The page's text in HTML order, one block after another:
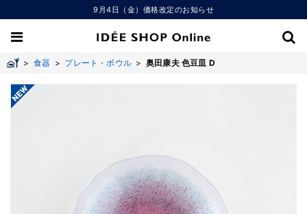
9月4日（金）価格改定のお知らせ
> 食器 > プレート・ボウル >奥田康夫 色豆皿 D